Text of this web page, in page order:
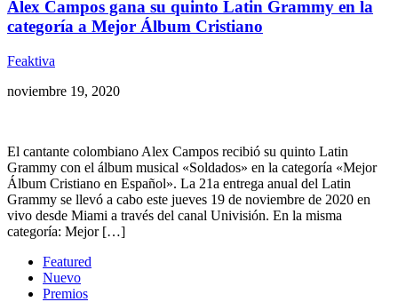
Alex Campos gana su quinto Latin Grammy en la
categoría a Mejor Álbum Cristiano
Feaktiva
noviembre 19, 2020
El cantante colombiano Alex Campos recibió su quinto Latin
Grammy con el álbum musical «Soldados» en la categoría «Mejor
Álbum Cristiano en Español». La 21a entrega anual del Latin
Grammy se llevó a cabo este jueves 19 de noviembre de 2020 en
vivo desde Miami a través del canal Univisión. En la misma
categoría: Mejor […]
Featured
Nuevo
Premios